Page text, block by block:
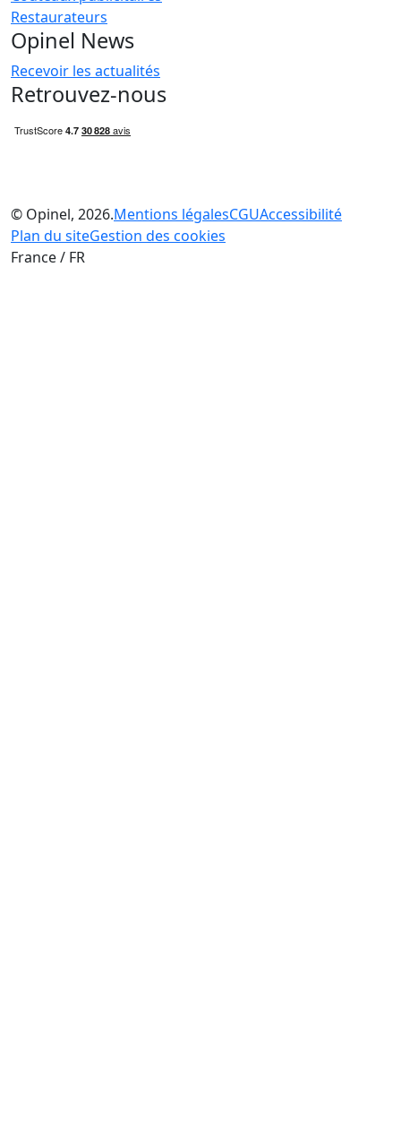
Restaurateurs
Opinel News
Recevoir les actualités
Retrouvez-nous
© Opinel, 2026.Mentions légalesCGUAccessibilité
Plan du siteGestion des cookies
France / FR